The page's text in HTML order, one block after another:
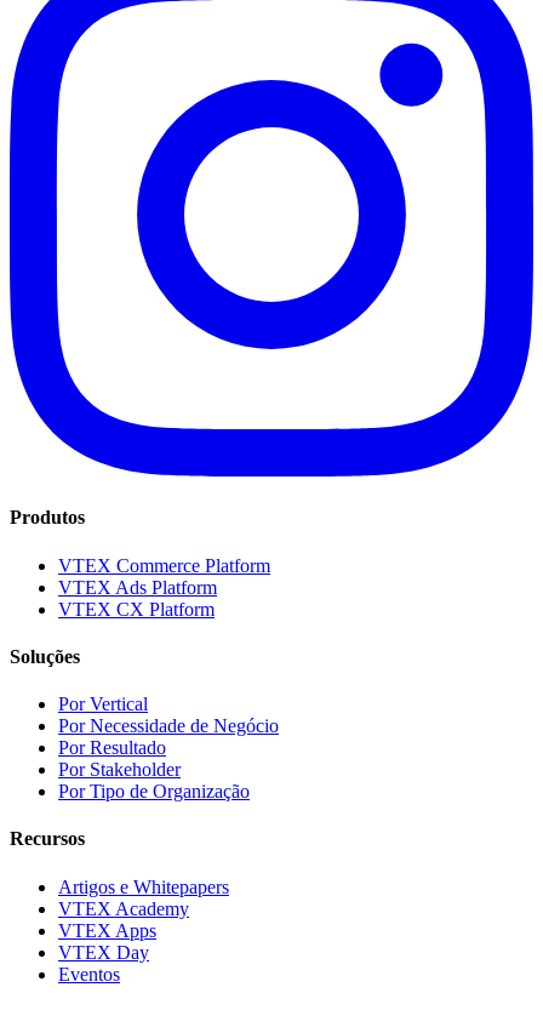
Produtos
VTEX Commerce Platform
VTEX Ads Platform
VTEX CX Platform
Soluções
Por Vertical
Por Necessidade de Negócio
Por Resultado
Por Stakeholder
Por Tipo de Organização
Recursos
Artigos e Whitepapers
VTEX Academy
VTEX Apps
VTEX Day
Eventos